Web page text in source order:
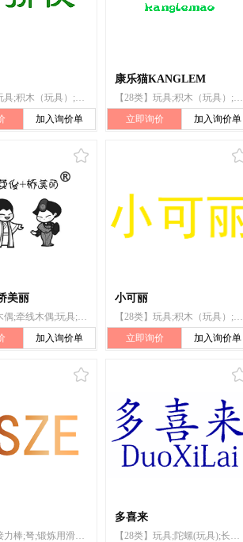
【28类】玩具;积木（玩具）;盖房玩具;玩具手枪;玩具小房子;陀螺（玩具）;长毛绒玩具;玩具车;拼图玩具;填充玩具
加入询价单
康乐猫KANGLEM
【28类】玩具;积木（玩具）;玩具手枪;玩具娃娃;陀螺（玩具）;玩具熊;长毛绒玩具;拼图玩具;玩具汽车;智能玩具
立即询价
加入询价单
美丽
【28类】木偶;牵线木偶;玩具;玩具娃娃;击剑用面罩;演戏面具;狂欢节面具;玩具娃娃衣;陀螺(玩具);玩具熊
加入询价单
小可丽
【28类】玩具;积木（玩具）;运动用球;体育活动器械;游戏器具;陀螺（玩具）;长毛绒玩具;玩具车;智能玩具;棋
立即询价
加入询价单
【28类】接力棒;弩;锻炼用滑轮;足球;全自动麻将桌（机）;陀螺;玩具喷水枪;扑克筹码;钓鱼铅坠;轮滑鞋
多喜来
【28类】玩具;陀螺(玩具);长毛绒玩具;填充玩具;智能玩具;玩具家具;玩具娃娃床;玩具模型;魔术器械;纸牌